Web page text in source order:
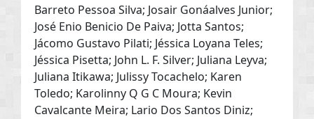
Barreto Pessoa Silva; Josair Gonáalves Junior;
José Enio Benicio De Paiva; Jotta Santos;
Jácomo Gustavo Pilati; Jéssica Loyana Teles;
Jéssica Pisetta; John L. F. Silver; Juliana Leyva;
Juliana Itikawa; Julissy Tocachelo; Karen
Toledo; Karolinny Q G C Moura; Kevin
Cavalcante Meira; Lario Dos Santos Diniz;